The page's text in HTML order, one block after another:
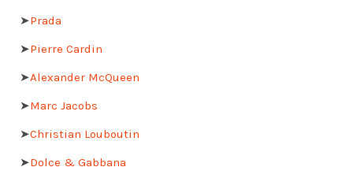
➤Prada
➤Pierre Cardin
➤Alexander McQueen
➤Marc Jacobs
➤Christian Louboutin
➤Dolce & Gabbana